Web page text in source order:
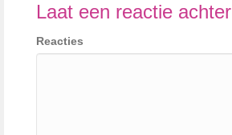
Laat een reactie achter
Reacties